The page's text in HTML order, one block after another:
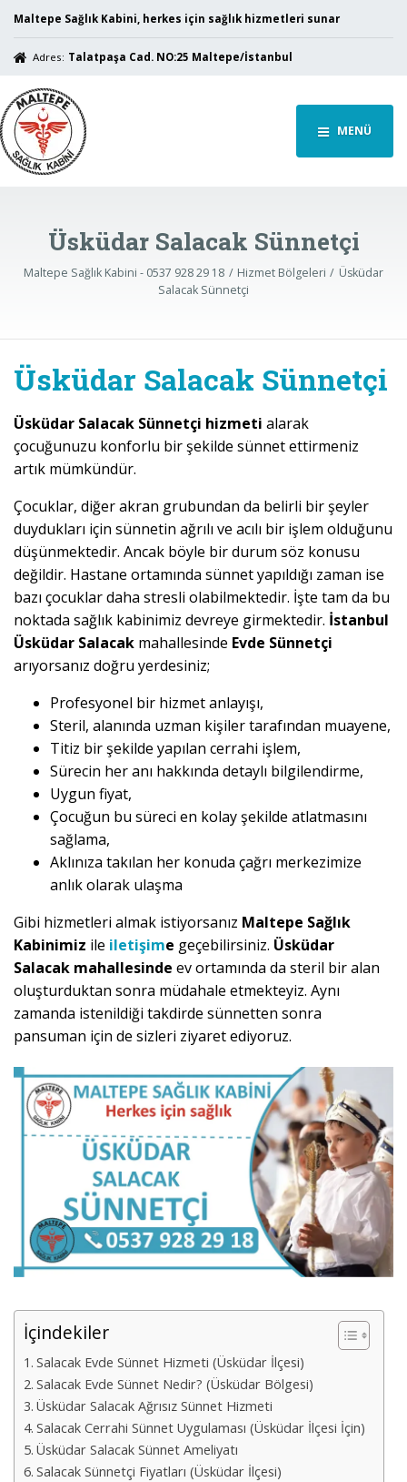
Maltepe Sağlık Kabini, herkes için sağlık hizmetleri sunar
Adres: Talatpaşa Cad. NO:25 Maltepe/İstanbul
MENÜ
Üsküdar Salacak Sünnetçi
Maltepe Sağlık Kabini - 0537 928 29 18 Hizmet Bölgeleri
Üsküdar
Salacak Sünnetçi
Üsküdar Salacak Sünnetçi
Üsküdar Salacak Sünnetçi hizmeti alarak
çocuğunuzu konforlu bir şekilde sünnet ettirmeniz
artık mümkündür.
Çocuklar, diğer akran grubundan da belirli bir şeyler
duydukları için sünnetin ağrılı ve acılı bir işlem olduğunu
düşünmektedir. Ancak böyle bir durum söz konusu
değildir. Hastane ortamında sünnet yapıldığı zaman ise
bazı çocuklar daha stresli olabilmektedir. İşte tam da bu
noktada sağlık kabinimiz devreye girmektedir. İstanbul
Üsküdar Salacak mahallesinde Evde Sünnetçi
arıyorsanız doğru yerdesiniz;
Profesyonel bir hizmet anlayışı,
Steril, alanında uzman kişiler tarafından muayene,
Titiz bir şekilde yapılan cerrahi işlem,
Sürecin her anı hakkında detaylı bilgilendirme,
Uygun fiyat,
Çocuğun bu süreci en kolay şekilde atlatmasını
sağlama,
Aklınıza takılan her konuda çağrı merkezimize
anlık olarak ulaşma
Gibi hizmetleri almak istiyorsanız Maltepe Sağlık
Kabinimiz ile iletişime geçebilirsiniz. Üsküdar
Salacak mahallesinde ev ortamında da steril bir alan
oluşturduktan sonra müdahale etmekteyiz. Aynı
zamanda istenildiği takdirde sünnetten sonra
pansuman için de sizleri ziyaret ediyoruz.
İçindekiler
Salacak Evde Sünnet Hizmeti (Üsküdar İlçesi)
Salacak Evde Sünnet Nedir? (Üsküdar Bölgesi)
Üsküdar Salacak Ağrısız Sünnet Hizmeti
Salacak Cerrahi Sünnet Uygulaması (Üsküdar İlçesi İçin)
Üsküdar Salacak Sünnet Ameliyatı
Salacak Sünnetçi Fiyatları (Üsküdar İlçesi)